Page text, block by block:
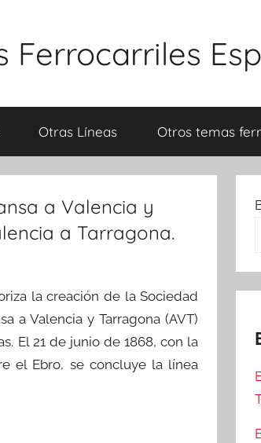
Ferrocarriles
Otras Líneas Otros temas
a Valencia y
a Tarragona.
la creación de la Sociedad
a Valencia y Tarragona (AVT)
El 21 de junio de 1868, con la
el Ebro, se concluye la línea